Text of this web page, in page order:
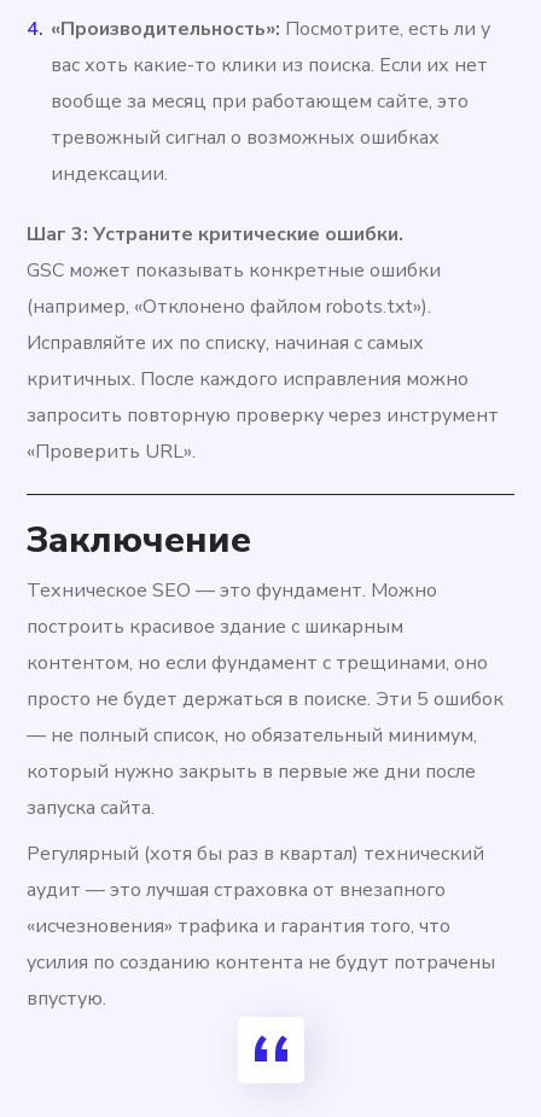
«Производительность»: Посмотрите, есть ли у
вас хоть какие-то клики из поиска. Если их нет
вообще за месяц при работающем сайте, это
тревожный сигнал о возможных ошибках
индексации.
Шаг 3: Устраните критические ошибки.
GSC может показывать конкретные ошибки
(например, «Отклонено файлом robots.txt»).
Исправляйте их по списку, начиная с самых
критичных. После каждого исправления можно
запросить повторную проверку через инструмент
«Проверить URL».
Заключение
Техническое SEO — это фундамент. Можно
построить красивое здание с шикарным
контентом, но если фундамент с трещинами, оно
просто не будет держаться в поиске. Эти 5 ошибок
— не полный список, но обязательный минимум,
который нужно закрыть в первые же дни после
запуска сайта.
Регулярный (хотя бы раз в квартал) технический
аудит — это лучшая страховка от внезапного
«исчезновения» трафика и гарантия того, что
усилия по созданию контента не будут потрачены
впустую.